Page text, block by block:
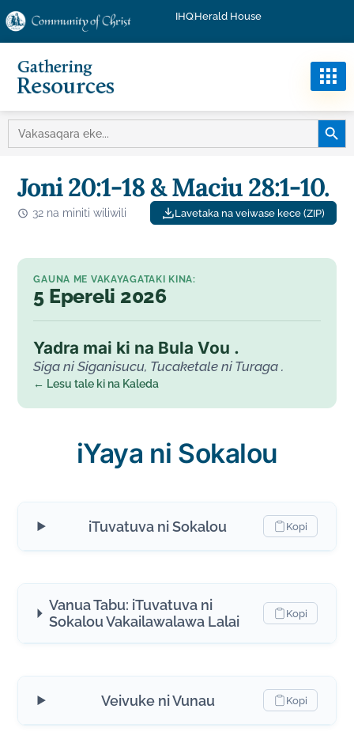
IHQHerald House
NA:
Joni 20:1-18 & Maciu 28:1-10.
Lavetaka na veiwase kece (ZIP)
32 na miniti wiliwili
GAUNA ME VAKAYAGATAKI KINA:
5 Epereli 2026
Yadra mai ki na Bula Vou .
Siga ni Siganisucu, Tucaketale ni Turaga .
← Lesu tale ki na Kaleda
iYaya ni Sokalou
iTuvatuva ni Sokalou Kopi
Vanua Tabu: iTuvatuva ni
Sokalou Vakailawalawa Lalai
Kopi
Veivuke ni Vunau Kopi